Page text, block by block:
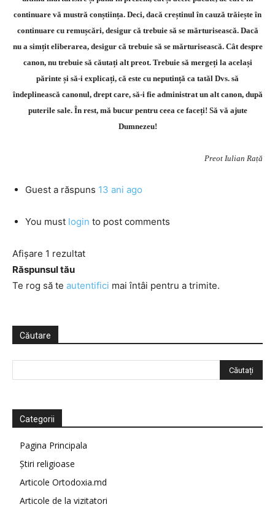
continuare vă mustră conștiința. Deci, dacă creștinul în cauză trăiește în
continuare cu remușcări, desigur că trebuie să se mărturisească. Dacă
nu a simțit eliberarea, desigur că trebuie să se mărturisească. Cât despre
canon, nu trebuie să căutați alt preot. Trebuie să mergeți la același
părinte și să-i explicați, că este cu neputință ca tatăl Dvs. să
îndeplinească canonul, drept care, să-i fie administrat un alt canon, după
puterile sale. În rest, mă bucur pentru ceea ce faceți! Să vă ajute
Dumnezeu!
Preot Iulian Rață
Guest a răspuns 13 ani ago
You must login to post comments
Afișare 1 rezultat
Răspunsul tău
Te rog să te autentifici mai întâi pentru a trimite.
Căutare
Categorii
Pagina Principala
Știri religioase
Articole Ortodoxia.md
Articole de la vizitatori